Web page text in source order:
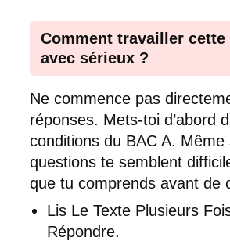
Comment travailler
avec sérieux ?
Ne commence pas
réponses. Mets-toi d’abord
conditions du BAC A. Même
questions te semblent
que tu comprends avant de
Lis Le Texte Plusieurs
Répondre.